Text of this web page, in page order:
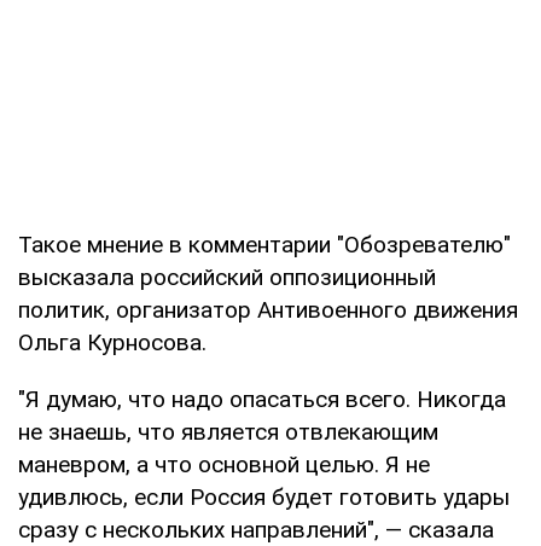
Такое мнение в комментарии "Обозревателю"
высказала российский оппозиционный
политик, организатор Антивоенного движения
Ольга Курносова.
"Я думаю, что надо опасаться всего. Никогда
не знаешь, что является отвлекающим
маневром, а что основной целью. Я не
удивлюсь, если Россия будет готовить удары
сразу с нескольких направлений", — сказала